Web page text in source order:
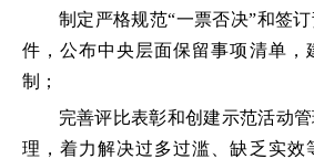
制定严格规范“一票否决”和签订
件，公布中央层面保留事项清单，
制；
完善评比表彰和创建示范活动管
理，着力解决过多过滥、缺乏实效